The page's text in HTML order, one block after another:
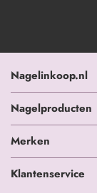
Nagelinkoop.nl
Nagelproducten
Merken
Klantenservice